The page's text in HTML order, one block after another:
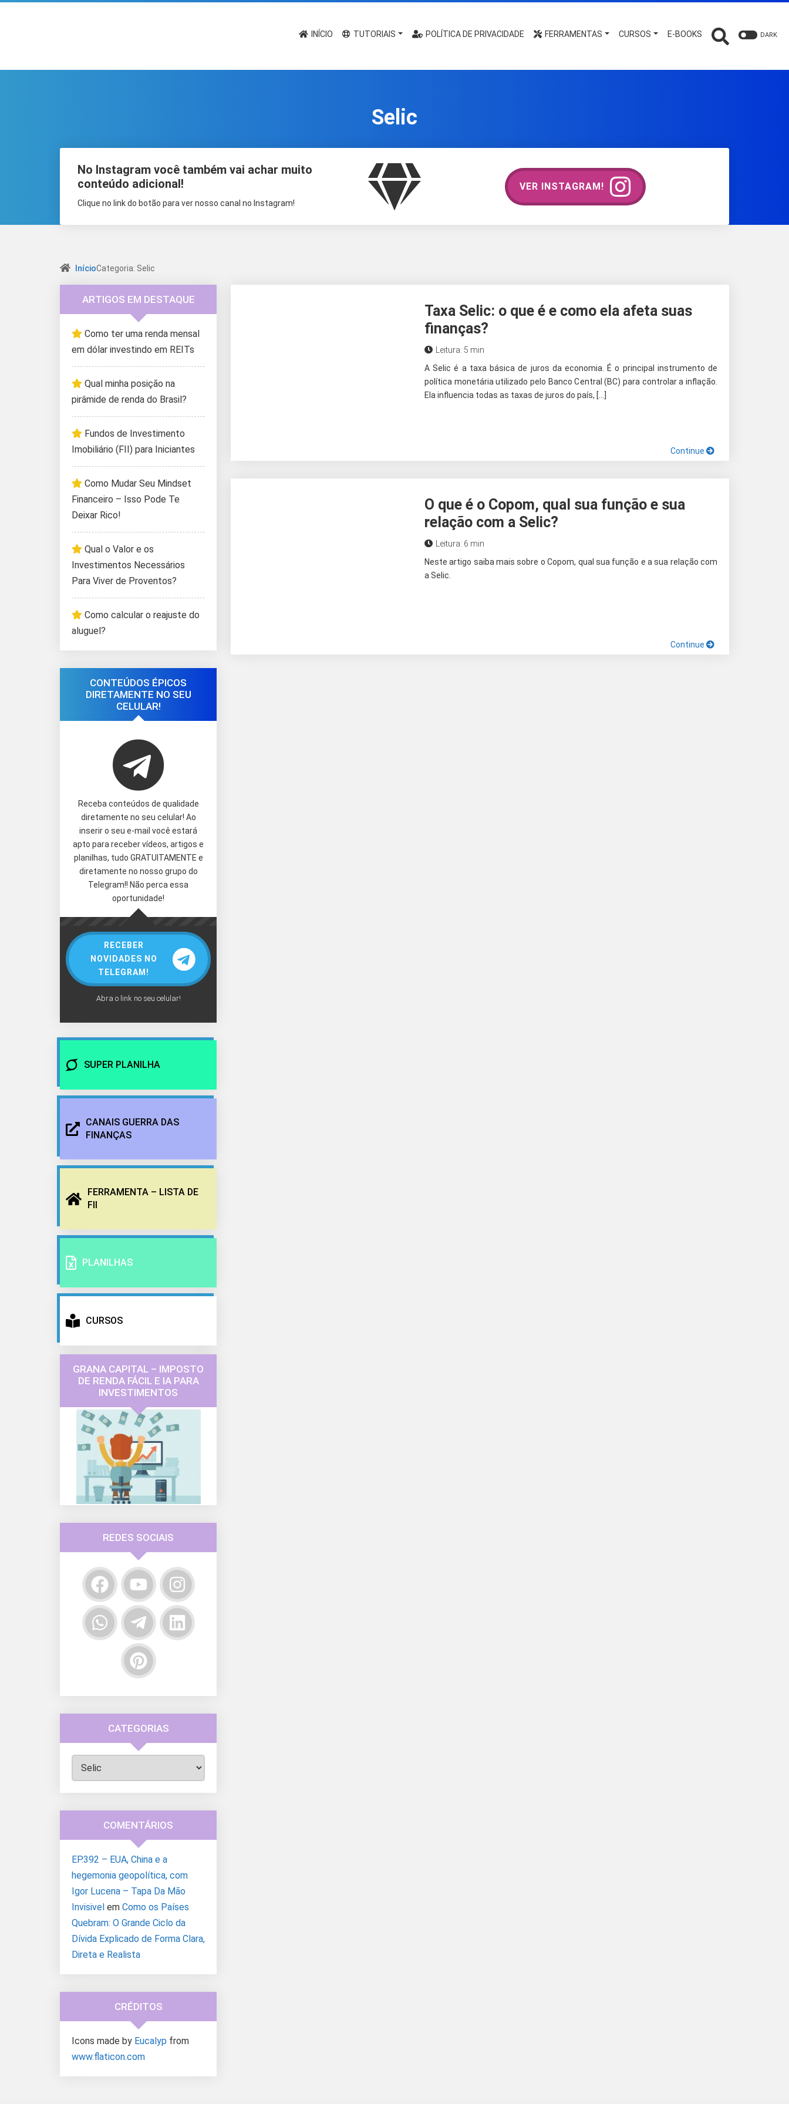
INÍCIO TUTORIAIS POLÍTICA DE PRIVACIDADE FERRAMENTAS CURSOS E-BOOKS DARK
Selic
No Instagram você também vai achar muito
conteúdo adicional!
Clique no link do botão para ver nosso canal no Instagram!
VER INSTAGRAM!
InícioCategoria: Selic
Taxa Selic: o que é e como ela afeta suas
finanças?
Leitura: 5 min
​A Selic é a taxa básica de juros da economia. É o principal instrumento de
política monetária utilizado pelo Banco Central (BC) para controlar a inflação.
Ela influencia todas as taxas de juros do país, […]
Continue
O que é o Copom, qual sua função e sua
relação com a Selic?
Leitura: 6 min
Neste artigo saiba mais sobre o Copom, qual sua função e a sua relação com
a Selic.
Continue
ARTIGOS EM DESTAQUE
Como ter uma renda mensal
em dólar investindo em REITs
Qual minha posição na
pirâmide de renda do Brasil?
Fundos de Investimento
Imobiliário (FII) para Iniciantes
Como Mudar Seu Mindset
Financeiro – Isso Pode Te
Deixar Rico!
Qual o Valor e os
Investimentos Necessários
Para Viver de Proventos?
Como calcular o reajuste do
aluguel?
CONTEÚDOS ÉPICOS
DIRETAMENTE NO SEU
CELULAR!
Receba conteúdos de qualidade
diretamente no seu celular! Ao
inserir o seu e-mail você estará
apto para receber vídeos, artigos e
planilhas, tudo GRATUITAMENTE e
diretamente no nosso grupo do
Telegram!! Não perca essa
oportunidade!
RECEBER
NOVIDADES NO
TELEGRAM!
Abra o link no seu celular!
SUPER PLANILHA
CANAIS GUERRA DAS
FINANÇAS
FERRAMENTA – LISTA DE
FII
PLANILHAS
CURSOS
GRANA CAPITAL – IMPOSTO
DE RENDA FÁCIL E IA PARA
INVESTIMENTOS
REDES SOCIAIS
CATEGORIAS
Categorias
COMENTÁRIOS
EP.392 – EUA, China e a
hegemonia geopolítica, com
Igor Lucena – Tapa Da Mão
Invisivel em Como os Países
Quebram: O Grande Ciclo da
Dívida Explicado de Forma Clara,
Direta e Realista
CRÉDITOS
Icons made by Eucalyp from
www.flaticon.com